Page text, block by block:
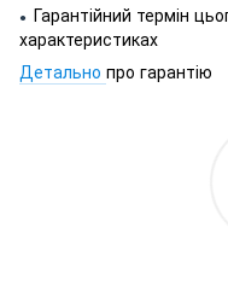
● Гарантійний термін
характеристиках
Детально про гарантію